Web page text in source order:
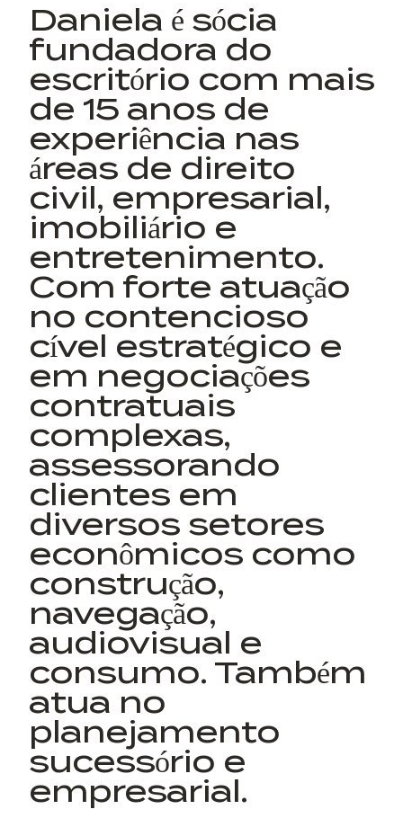
Daniela é sócia
fundadora do
escritório com mais
de 15 anos de
experiência nas
áreas de direito
civil, empresarial,
imobiliário e
entretenimento.
Com forte atuação
no contencioso
cível estratégico e
em negociações
contratuais
complexas,
assessorando
clientes em
diversos setores
econômicos como
construção,
navegação,
audiovisual e
consumo. Também
atua no
planejamento
sucessório e
empresarial.